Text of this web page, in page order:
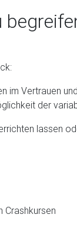
im Vertrauen
der
lassen
Crashkursen